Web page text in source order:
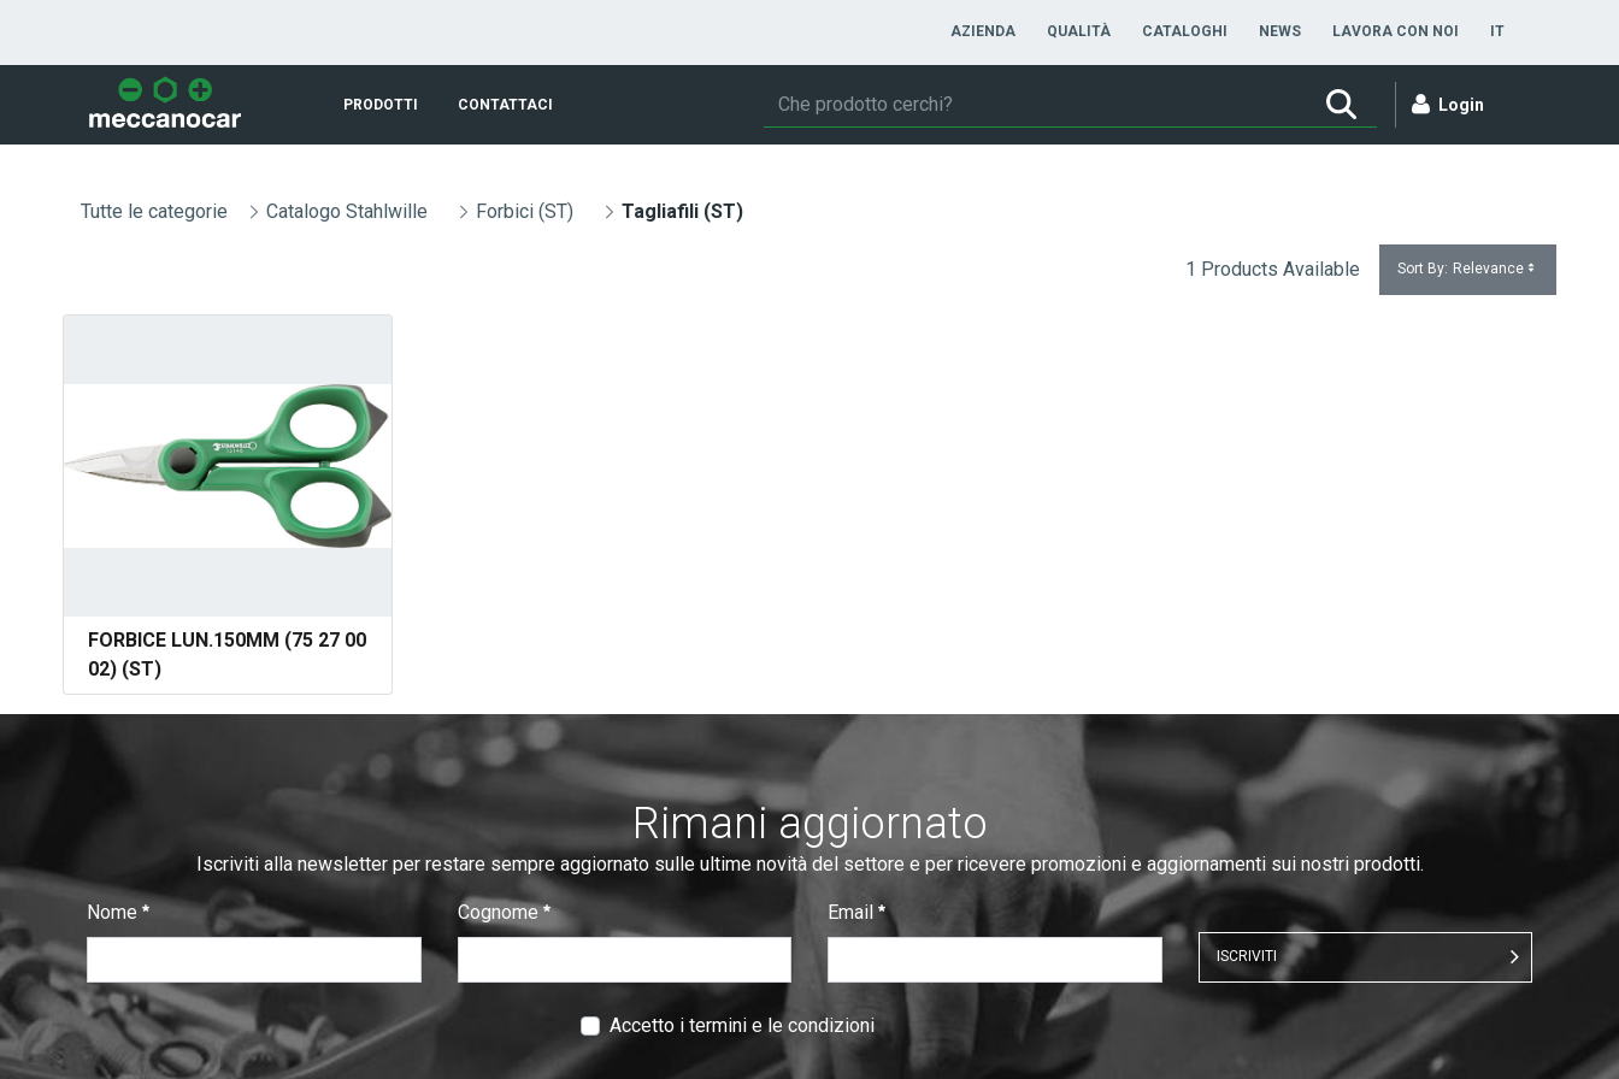
AZIENDA QUALITÀ CATALOGHI NEWS LAVORA CON NOI ITITALIANO
PRODOTTI CONTATTACI Login
Tutte le categorie Catalogo Stahlwille Forbici (ST) Tagliafili (ST)
1 Products Available Sort By: Relevance
FORBICE LUN.150MM (75 27 00
02) (ST)
Rimani aggiornato
Iscriviti alla newsletter per restare sempre aggiornato sulle ultime novità del settore e per ricevere promozioni e aggiornamenti sui nostri prodotti.
Nome
:
0/ 280 Cognome
:
0/ 280 Email
:
0/ 280
ISCRIVITI
T
e
Accetto i termini e le condizioni